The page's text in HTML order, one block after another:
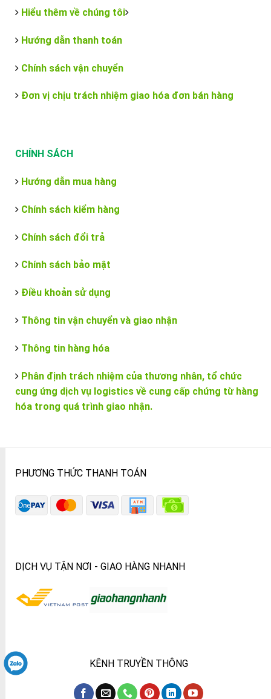
Hiểu thêm về chúng tôi
Hướng dẫn thanh toán
Chính sách vận chuyển
Đơn vị chịu trách nhiệm giao hóa đơn bán hàng
CHÍNH SÁCH
Hướng dẫn mua hàng
Chính sách kiểm hàng
Chính sách đổi trả
Chính sách bảo mật
Điều khoản sử dụng
Thông tin vận chuyển và giao nhận
Thông tin hàng hóa
Phân định trách nhiệm của thương nhân, tổ chức
cung ứng dịch vụ logistics về cung cấp chứng từ hàng
hóa trong quá trình giao nhận.
PHƯƠNG THỨC THANH TOÁN
DỊCH VỤ TẬN NƠI - GIAO HÀNG NHANH
KÊNH TRUYỀN THÔNG